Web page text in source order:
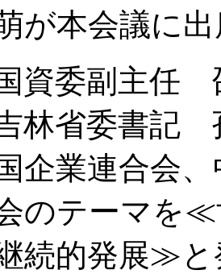
が本会議に
資委副主任
林省委書記
企業連合会
のテーマを
続的発展≫